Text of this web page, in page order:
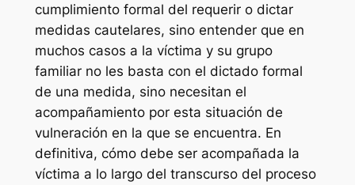
cumplimiento formal del requerir o dictar
medidas cautelares, sino entender que en
muchos casos a la víctima y su grupo
familiar no les basta con el dictado formal
de una medida, sino necesitan el
acompañamiento por esta situación de
vulneración en la que se encuentra. En
definitiva, cómo debe ser acompañada la
víctima a lo largo del transcurso del proceso